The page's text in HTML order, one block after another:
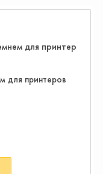
для принтеров